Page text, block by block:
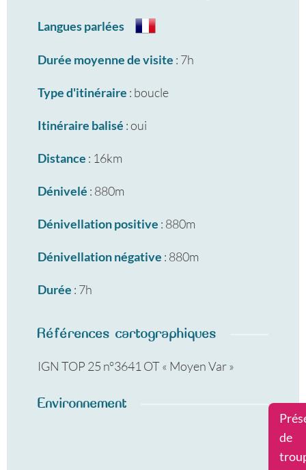
Langues parlées
Durée moyenne de visite : 7h
Type d'itinéraire : boucle
Itinéraire balisé : oui
Distance : 16km
Dénivelé : 880m
Dénivellation positive : 880m
Dénivellation négative : 880m
Durée : 7h
Références cartographiques
IGN TOP 25 n°3641 OT « Moyen Var »
Environnement
de